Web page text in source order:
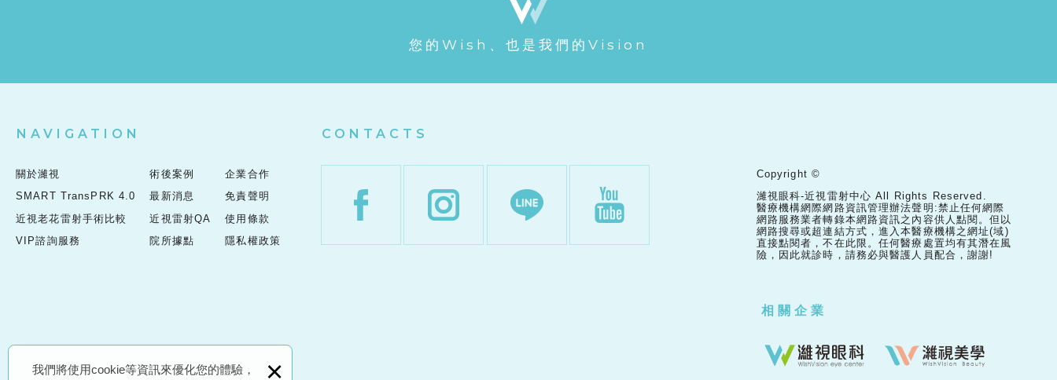
我們將使用cookie等資訊來優化您的體驗， ×
您的Wish、也是我們的Vision
NAVIGATION
關於濰視
SMART TransPRK 4.0
近視老花雷射手術比較
VIP諮詢服務
術後案例
最新消息
近視雷射QA
院所據點
企業合作
免責聲明
使用條款
隱私權政策
CONTACTS
Copyright ©
濰視眼科-近視雷射中心 All Rights Reserved.
醫療機構網際網路資訊管理辦法聲明:禁止任何網際
網路服務業者轉錄本網路資訊之內容供人點閱。但以
網路搜尋或超連結方式，進入本醫療機構之網址(域)
直接點閱者，不在此限。任何醫療處置均有其潛在風
險，因此就診時，請務必與醫護人員配合，謝謝!
相關企業